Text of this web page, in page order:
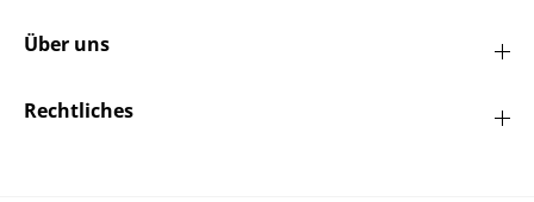
Über uns
Rechtliches